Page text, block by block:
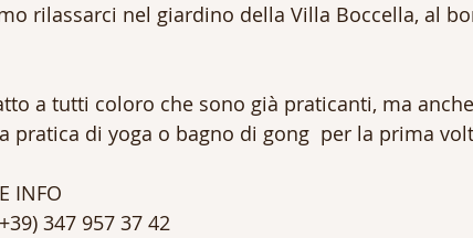
rilassarci nel giardino della Villa Boccella, al
a tutti coloro che sono già praticanti, ma
pratica di yoga o bagno di gong  per la prima
INFO
347 957 37 42